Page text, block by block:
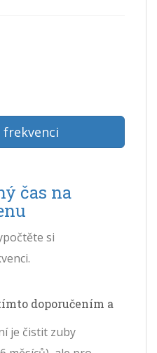
čas na
si
doporučením a
je čistit zuby